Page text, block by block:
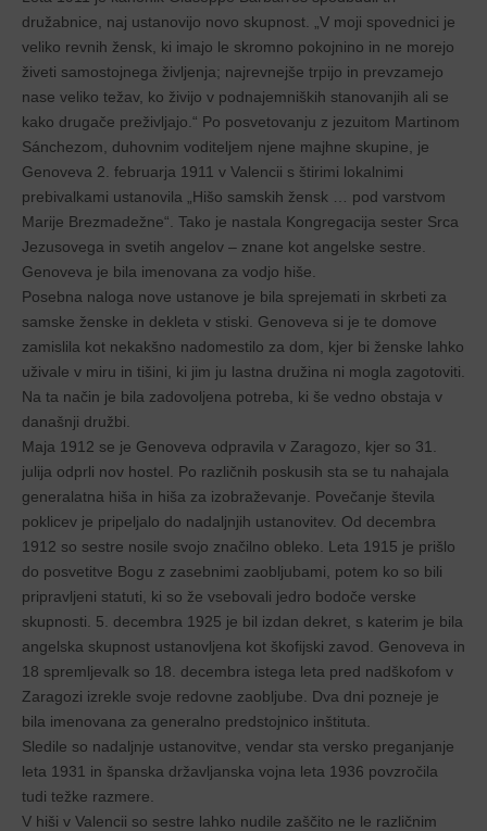
družabnice, naj ustanovijo novo skupnost. „V moji spovednici je
veliko revnih žensk, ki imajo le skromno pokojnino in ne morejo
živeti samostojnega življenja; najrevnejše trpijo in prevzamejo
nase veliko težav, ko živijo v podnajemniških stanovanjih ali se
kako drugače preživljajo.“ Po posvetovanju z jezuitom Martinom
Sánchezom, duhovnim voditeljem njene majhne skupine, je
Genoveva 2. februarja 1911 v Valencii s štirimi lokalnimi
prebivalkami ustanovila „Hišo samskih žensk … pod varstvom
Marije Brezmadežne“. Tako je nastala Kongregacija sester Srca
Jezusovega in svetih angelov – znane kot angelske sestre.
Genoveva je bila imenovana za vodjo hiše.
Posebna naloga nove ustanove je bila sprejemati in skrbeti za
samske ženske in dekleta v stiski. Genoveva si je te domove
zamislila kot nekakšno nadomestilo za dom, kjer bi ženske lahko
uživale v miru in tišini, ki jim ju lastna družina ni mogla zagotoviti.
Na ta način je bila zadovoljena potreba, ki še vedno obstaja v
današnji družbi.
Maja 1912 se je Genoveva odpravila v Zaragozo, kjer so 31.
julija odprli nov hostel. Po različnih poskusih sta se tu nahajala
generalatna hiša in hiša za izobraževanje. Povečanje števila
poklicev je pripeljalo do nadaljnjih ustanovitev. Od decembra
1912 so sestre nosile svojo značilno obleko. Leta 1915 je prišlo
do posvetitve Bogu z zasebnimi zaobljubami, potem ko so bili
pripravljeni statuti, ki so že vsebovali jedro bodoče verske
skupnosti. 5. decembra 1925 je bil izdan dekret, s katerim je bila
angelska skupnost ustanovljena kot škofijski zavod. Genoveva in
18 spremljevalk so 18. decembra istega leta pred nadškofom v
Zaragozi izrekle svoje redovne zaobljube. Dva dni pozneje je
bila imenovana za generalno predstojnico inštituta.
Sledile so nadaljnje ustanovitve, vendar sta versko preganjanje
leta 1931 in španska državljanska vojna leta 1936 povzročila
tudi težke razmere.
V hiši v Valencii so sestre lahko nudile zaščito ne le različnim